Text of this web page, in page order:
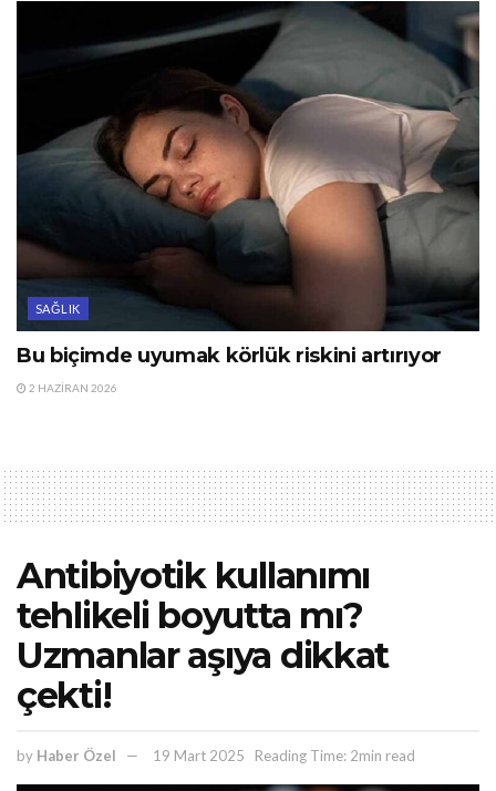
SAĞLIK
Bu biçimde uyumak körlük riskini artırıyor
2 HAZIRAN 2026
Antibiyotik kullanımı
tehlikeli boyutta mı?
Uzmanlar aşıya dikkat
çekti!
by Haber Özel 19 Mart 2025 Reading Time: 2min read